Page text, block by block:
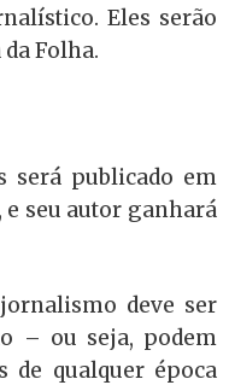
Eles serão
Folha.
será publicado em
seu autor ganhará
deve ser
– ou seja, podem
de qualquer época